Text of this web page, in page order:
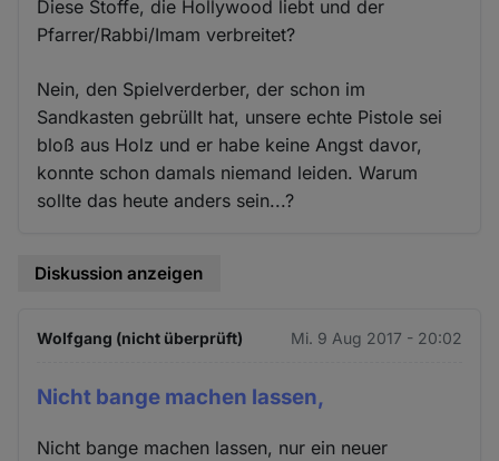
Diese Stoffe, die Hollywood liebt und der
Pfarrer/Rabbi/Imam verbreitet?
Nein, den Spielverderber, der schon im
Sandkasten gebrüllt hat, unsere echte Pistole sei
bloß aus Holz und er habe keine Angst davor,
konnte schon damals niemand leiden. Warum
sollte das heute anders sein...?
Diskussion anzeigen
Wolfgang (nicht überprüft) Mi. 9 Aug 2017 - 20:02
Nicht bange machen lassen,
Nicht bange machen lassen, nur ein neuer